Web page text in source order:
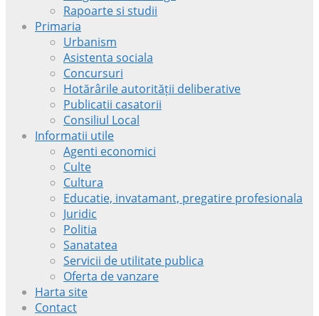
Rapoarte si studii
Primaria
Urbanism
Asistenta sociala
Concursuri
Hotărârile autorității deliberative
Publicatii casatorii
Consiliul Local
Informatii utile
Agenti economici
Culte
Cultura
Educatie, invatamant, pregatire profesionala
Juridic
Politia
Sanatatea
Servicii de utilitate publica
Oferta de vanzare
Harta site
Contact